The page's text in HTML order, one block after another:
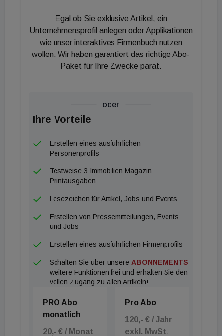
Egal ob Sie exklusive Artikel, ein
Unternehmensprofil anlegen oder Applikationen
wie unser interaktives Firmenbuch nutzen
wollen. Wir haben garantiert das richtige Abo-
Paket für Ihre Zwecke parat.
oder
Ihre Vorteile
Erstellen eines ausführlichen
Personenprofils
Testweise 3 Immobilien Magazin
Printausgaben
Lesezeichen für Artikel, Jobs und Events
Erstellen von Pressemitteilungen, Events
und Jobs
Erstellen eines ausführlichen Firmenprofils
Schalten Sie über unsere ABONNEMENTS
weitere Funktionen frei und erhalten Sie den
vollen Zugang zu allen Artikeln!
PRO Abo
monatlich
20,- € / Monat
Pro Abo
120,- € / Jahr
exkl. MwSt.